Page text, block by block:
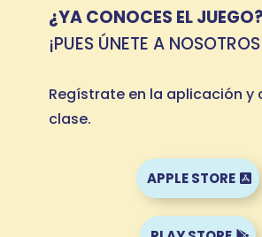
¿YA CONOCES EL JUEGO?
¡PUES ÚNETE A
Regístrate en la aplicación y
clase.
APPLE STORE